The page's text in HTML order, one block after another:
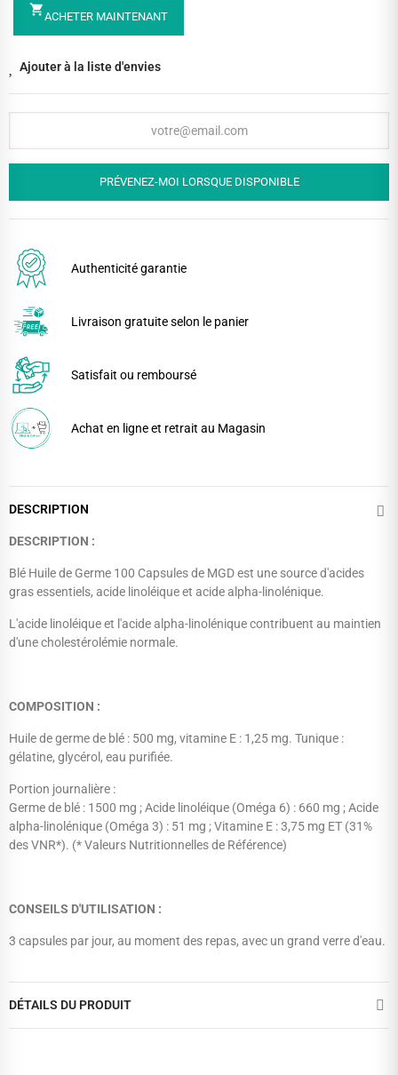
shopping_cartACHETER MAINTENANT
Ajouter à la liste d'envies
PRÉVENEZ-MOI LORSQUE DISPONIBLE
Authenticité garantie
Livraison gratuite selon le panier
Satisfait ou remboursé
Achat en ligne et retrait au Magasin
DESCRIPTION
DESCRIPTION :
Blé Huile de Germe 100 Capsules de MGD est une source d'acides
gras essentiels, acide linoléique et acide alpha-linolénique.
L'acide linoléique et l'acide alpha-linolénique contribuent au maintien
d'une cholestérolémie normale.
COMPOSITION :
Huile de germe de blé : 500 mg, vitamine E : 1,25 mg. Tunique :
gélatine, glycérol, eau purifiée.
Portion journalière :
Germe de blé : 1500 mg ; Acide linoléique (Oméga 6) : 660 mg ; Acide
alpha-linolénique (Oméga 3) : 51 mg ; Vitamine E : 3,75 mg ET (31%
des VNR*). (* Valeurs Nutritionnelles de Référence)
CONSEILS D'UTILISATION :
3 capsules par jour, au moment des repas, avec un grand verre d'eau.
DÉTAILS DU PRODUIT